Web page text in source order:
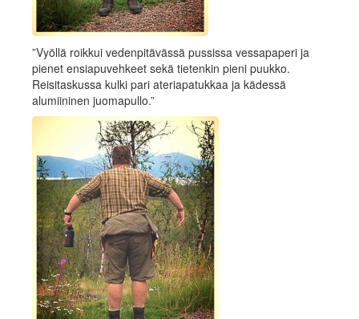
”Vyöllä roikkui vedenpitävässä pussissa vessapaperi ja
pienet ensiapuvehkeet sekä tietenkin pieni puukko.
Reisitaskussa kulki pari ateriapatukkaa ja kädessä
alumiininen juomapullo.”